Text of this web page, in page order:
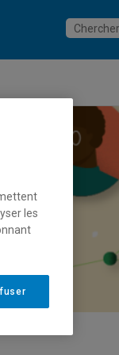
les